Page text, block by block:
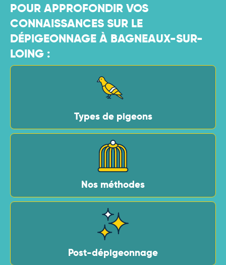
POUR APPROFONDIR VOS
CONNAISSANCES SUR LE
DÉPIGEONNAGE À BAGNEAUX-SUR-
LOING :
Types de pigeons
Nos méthodes
Post-dépigeonnage